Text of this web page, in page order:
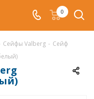
0
Сейфы Valberg - Сейф